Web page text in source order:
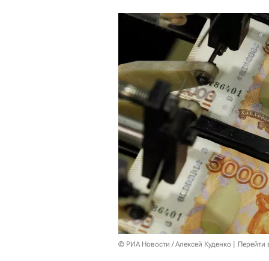
© РИА Новости / Алексей Куденко Перейти